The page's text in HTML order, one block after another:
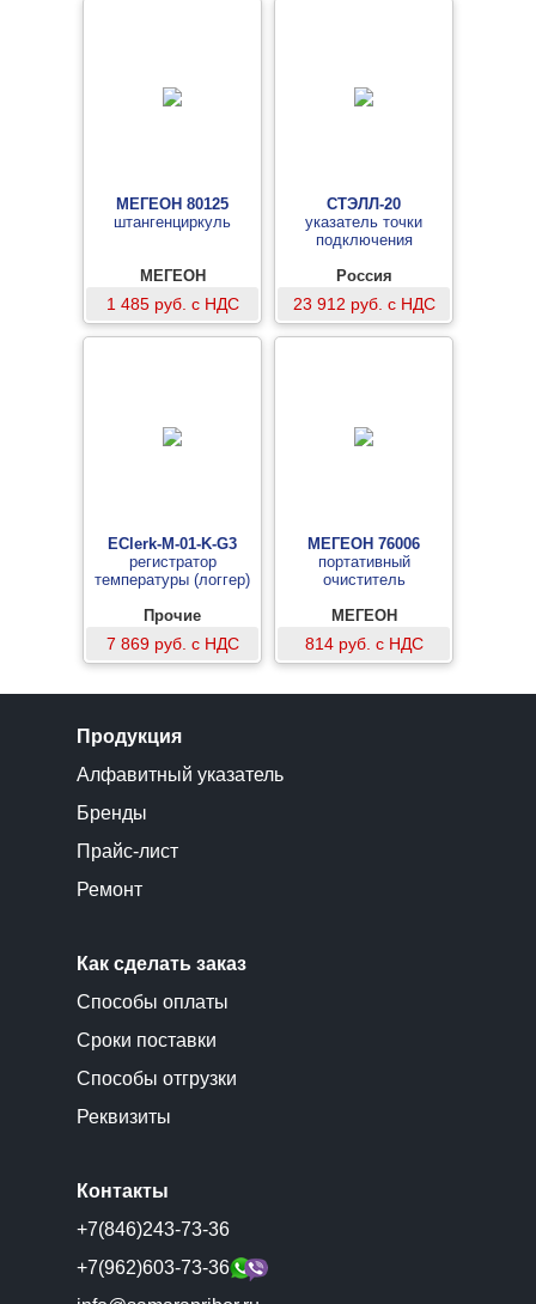
МЕГЕОН 80125
штангенциркуль
МЕГЕОН
1 485 руб. с НДС
СТЭЛЛ-20
указатель точки
подключения
Россия
23 912 руб. с НДС
EClerk-M-01-K-G3
регистратор
температуры (логгер)
Прочие
7 869 руб. с НДС
МЕГЕОН 76006
портативный
очиститель
МЕГЕОН
814 руб. с НДС
Продукция
Алфавитный указатель
Бренды
Прайс-лист
Ремонт
Как сделать заказ
Способы оплаты
Сроки поставки
Способы отгрузки
Реквизиты
Контакты
+7(846)243-73-36
+7(962)603-73-36